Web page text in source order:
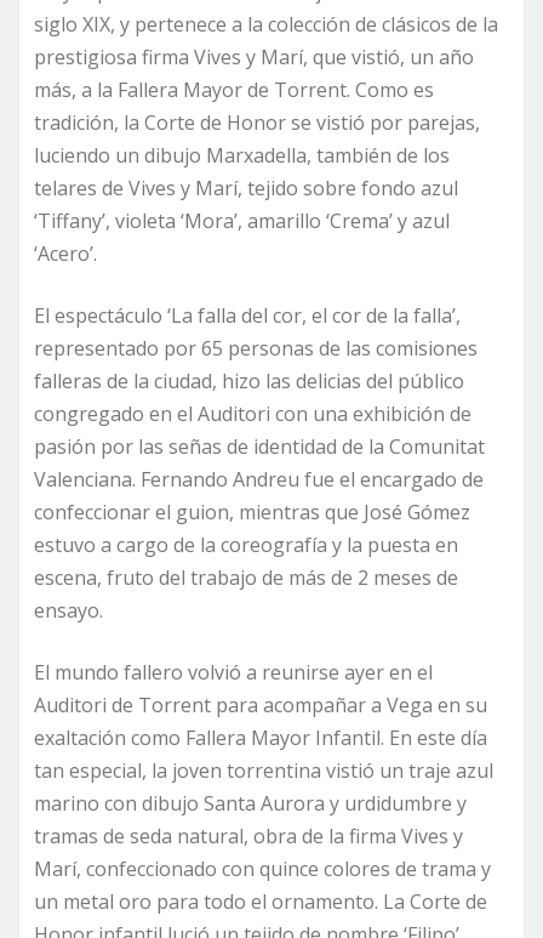
siglo XIX, y pertenece a la colección de clásicos de la
prestigiosa firma Vives y Marí, que vistió, un año
más, a la Fallera Mayor de Torrent. Como es
tradición, la Corte de Honor se vistió por parejas,
luciendo un dibujo Marxadella, también de los
telares de Vives y Marí, tejido sobre fondo azul
‘Tiffany’, violeta ‘Mora’, amarillo ‘Crema’ y azul
‘Acero’.
El espectáculo ‘La falla del cor, el cor de la falla’,
representado por 65 personas de las comisiones
falleras de la ciudad, hizo las delicias del público
congregado en el Auditori con una exhibición de
pasión por las señas de identidad de la Comunitat
Valenciana. Fernando Andreu fue el encargado de
confeccionar el guion, mientras que José Gómez
estuvo a cargo de la coreografía y la puesta en
escena, fruto del trabajo de más de 2 meses de
ensayo.
El mundo fallero volvió a reunirse ayer en el
Auditori de Torrent para acompañar a Vega en su
exaltación como Fallera Mayor Infantil. En este día
tan especial, la joven torrentina vistió un traje azul
marino con dibujo Santa Aurora y urdidumbre y
tramas de seda natural, obra de la firma Vives y
Marí, confeccionado con quince colores de trama y
un metal oro para todo el ornamento. La Corte de